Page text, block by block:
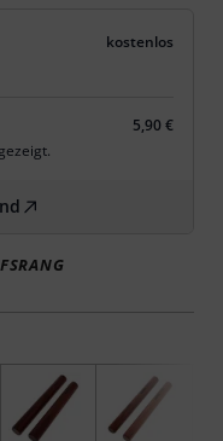
kostenlos
5,90 €